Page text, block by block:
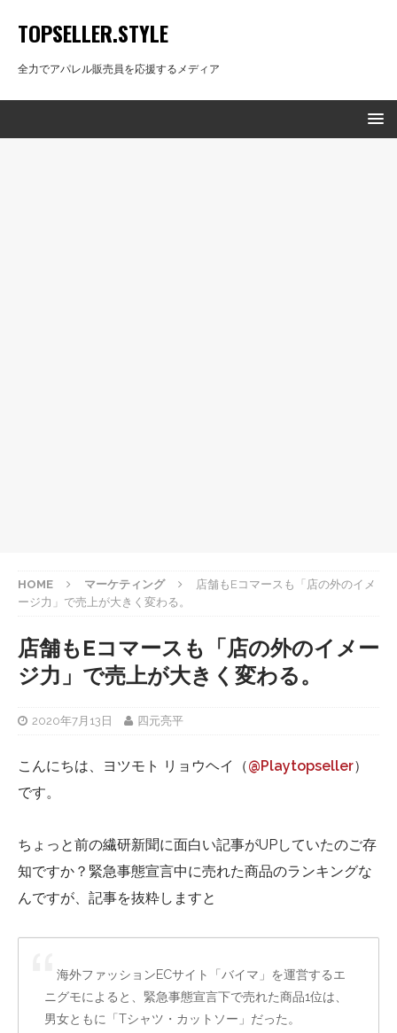
TOPSELLER.STYLE
全力でアパレル販売員を応援するメディア
HOME マーケティング
店舗もEコマースも「店の外のイメ
ージ力」で売上が大きく変わる。
店舗もEコマースも「店の外のイメー
ジ力」で売上が大きく変わる。
2020年7月13日 四元亮平
こんにちは、ヨツモト リョウヘイ（@Playtopseller）
です。
ちょっと前の繊研新聞に面白い記事がUPしていたのご存
知ですか？緊急事態宣言中に売れた商品のランキングな
んですが、記事を抜粋しますと
海外ファッションECサイト「バイマ」を運営するエ
ニグモによると、緊急事態宣言下で売れた商品1位は、
男女ともに「Tシャツ・カットソー」だった。